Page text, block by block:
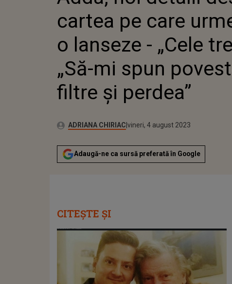
MI SPUN
FILTRE ȘI
cartea pe care
o lanseze - „Cele
„Să-mi spun
filtre și perdea”
Autor:ADRIANA CHIRIACPublicat:
joi, 4 august 2022
Actualizat:
vineri, 4 august 2023
Adaugă-ne ca sursă preferată în Google
CITEȘTE ȘI